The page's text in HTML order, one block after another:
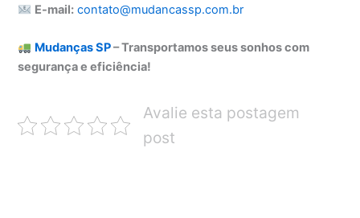
E-mail: contato@mudancassp.com.br
Mudanças SP– Transportamos seus sonhos com
segurança e eficiência!
Avalie esta postagem
post